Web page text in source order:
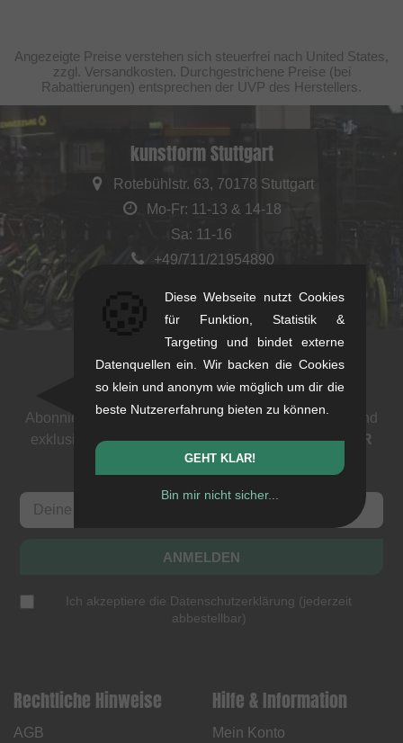
Angezeigte Preise verstehen sich steuerfrei nach United States,
zzgl. Versandkosten. Durchgestrichene Preise (bei
Rabattierungen) entsprechen der UVP des Herstellers.
kunstform Stuttgart
Rotebühlstr. 63, 70178 Stuttgart
Mo-Fr: 11-13 & 14-18
Sa: 11-16
+49/711/21954890
Newsletter
Abonniere unseren Newsletter: Events, BMX News und
exklusive Deals. Als Dank bekommst du einen5 EUR
Gutschein.
ANMELDEN
Ich akzeptiere die Datenschutzerklärung (jederzeit
abbestellbar)
Rechtliche Hinweise
AGB
Hilfe & Information
Mein Konto
Diese Webseite nutzt Cookies
für Funktion, Statistik &
Targeting und bindet externe
Datenquellen ein. Wir backen die Cookies
so klein und anonym wie möglich um dir die
beste Nutzererfahrung bieten zu können.
GEHT KLAR!
Bin mir nicht sicher...